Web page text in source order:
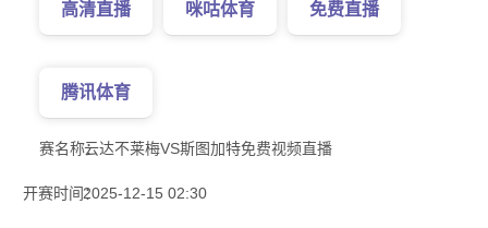
高清直播 咪咕体育 免费直播
腾讯体育
赛名称：云达不莱梅VS斯图加特免费视频直播
开赛时间：2025-12-15 02:30